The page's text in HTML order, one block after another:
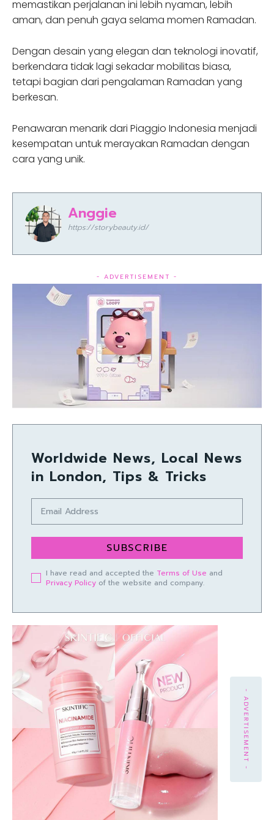
memastikan perjalanan ini lebih nyaman, lebih
aman, dan penuh gaya selama momen Ramadan.
Dengan desain yang elegan dan teknologi inovatif,
berkendara tidak lagi sekadar mobilitas biasa,
tetapi bagian dari pengalaman Ramadan yang
berkesan.
Penawaran menarik dari Piaggio Indonesia menjadi
kesempatan untuk merayakan Ramadan dengan
cara yang unik.
Anggie
https://storybeauty.id/
- ADVERTISEMENT -
Worldwide News, Local News
in London, Tips & Tricks
SUBSCRIBE
I have read and accepted the Terms of Use and
Privacy Policy of the website and company.
- ADVERTISEMENT -